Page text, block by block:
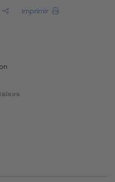
Imprimir